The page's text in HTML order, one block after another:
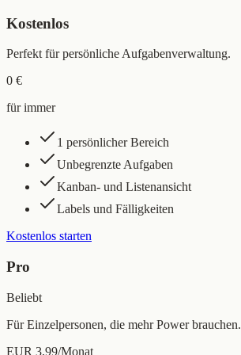
Kostenlos
Perfekt für persönliche Aufgabenverwaltung.
0 €
für immer
1 persönlicher Bereich
Unbegrenzte Aufgaben
Kanban- und Listenansicht
Labels und Fälligkeiten
Kostenlos starten
Pro
Beliebt
Für Einzelpersonen, die mehr Power brauchen.
EUR 3,99/Monat